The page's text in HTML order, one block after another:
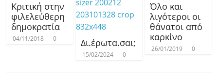
Κριτική στην
φιλελεύθερη
δημοκρατία
04/11/2018 0 Δι.έρωτα.σαι;
15/02/2024 0
Όλο και
λιγότεροι οι
θάνατοι από
καρκίνο
26/01/2019 0